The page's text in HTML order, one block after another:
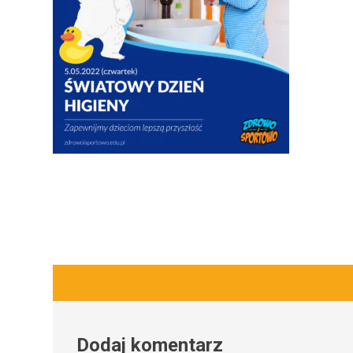
Dodaj komentarz